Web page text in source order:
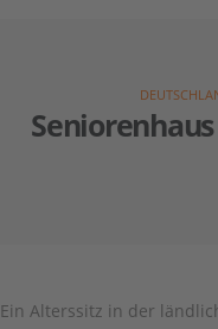
Ein Alterssitz in der